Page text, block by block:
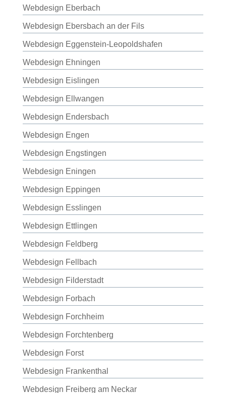
Webdesign Eberbach
Webdesign Ebersbach an der Fils
Webdesign Eggenstein-Leopoldshafen
Webdesign Ehningen
Webdesign Eislingen
Webdesign Ellwangen
Webdesign Endersbach
Webdesign Engen
Webdesign Engstingen
Webdesign Eningen
Webdesign Eppingen
Webdesign Esslingen
Webdesign Ettlingen
Webdesign Feldberg
Webdesign Fellbach
Webdesign Filderstadt
Webdesign Forbach
Webdesign Forchheim
Webdesign Forchtenberg
Webdesign Forst
Webdesign Frankenthal
Webdesign Freiberg am Neckar